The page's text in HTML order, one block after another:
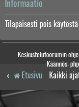
Informaatio
Tilapäisesti pois käytöstä
Keskustelufoorumin
Käännös:
Etusivu Kaikki